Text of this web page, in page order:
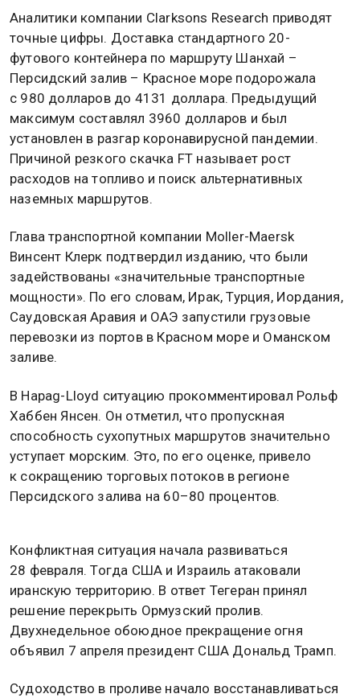
Аналитики компании Clarksons Research приводят
точные цифры. Доставка стандартного 20-
футового контейнера по маршруту Шанхай –
Персидский залив – Красное море подорожала
с 980 долларов до 4131 доллара. Предыдущий
максимум составлял 3960 долларов и был
установлен в разгар коронавирусной пандемии.
Причиной резкого скачка FT называет рост
расходов на топливо и поиск альтернативных
наземных маршрутов.
Глава транспортной компании Moller-Maersk
Винсент Клерк подтвердил изданию, что были
задействованы «значительные транспортные
мощности». По его словам, Ирак, Турция, Иордания,
Саудовская Аравия и ОАЭ запустили грузовые
перевозки из портов в Красном море и Оманском
заливе.
В Hapag-Lloyd ситуацию прокомментировал Рольф
Хаббен Янсен. Он отметил, что пропускная
способность сухопутных маршрутов значительно
уступает морским. Это, по его оценке, привело
к сокращению торговых потоков в регионе
Персидского залива на 60–80 процентов.
Конфликтная ситуация начала развиваться
28 февраля. Тогда США и Израиль атаковали
иранскую территорию. В ответ Тегеран принял
решение перекрыть Ормузский пролив.
Двухнедельное обоюдное прекращение огня
объявил 7 апреля президент США Дональд Трамп.
Судоходство в проливе начало восстанавливаться